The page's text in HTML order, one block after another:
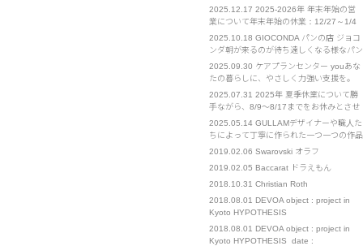
す。
お手伝い ウインスポーツクラブ・リズム
ダンススクールは2002年設立の実績ある
ーツを通してこどもたちが持っている能力
を最大限引き出し、自信と共に諦めない心
を･･･
2025.12.17 2025-2026年 年末年始の営
業について年末年始の休業：12/27～1/4
までをお休みとさせていただきます。 ご
不便をおかけいたします。 イベント部門
は、担当の携帯電話へのご連絡をお願いい
たします。
2025.10.18 GIOCONDA パンの店 ジョコ
ンダ朝が来るのが待ち遠しくなる様なパン
を作りたくて始めたお店です
2025.09.30 ケアプランセンター youあな
たの暮らしに、やさしく力強い支援を。
「you」とは、あなたの"ユウ" それは、そ
っと寄り添う友人のような「友」 確かな
ときにも支えになる、勇気の「勇」 人と
人、心と心をつなぐ、･･･
2025.07.31 2025年 夏季休業について勝
手ながら、8/9～8/17までをお休みとさせ
ていただきます。 また、8/21～23も出張
のため、対応までにお時間をいただく可能
ますが、お許しください。
2025.05.14 GULLAMデザイナーや職人た
ちによって丁寧に作られた一つ一つの作品
を我々は心を込めてお客様に届けたい。
crafted works, Created b･･･
2019.02.06 Swarovski オラフ
2019.02.05 Baccarat ドラえもん
2018.10.31 Christian Roth
2018.08.01 DEVOA object : project in
Kyoto HYPOTHESIS
2018.08.01 DEVOA object : project in
Kyoto HYPOTHESIS date :